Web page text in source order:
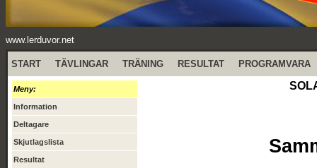
www.lerduvor.net
START TÄVLINGAR TRÄNING RESULTAT PROGRAMVARA
Meny:
Information
Deltagare
Skjutlagslista
Resultat